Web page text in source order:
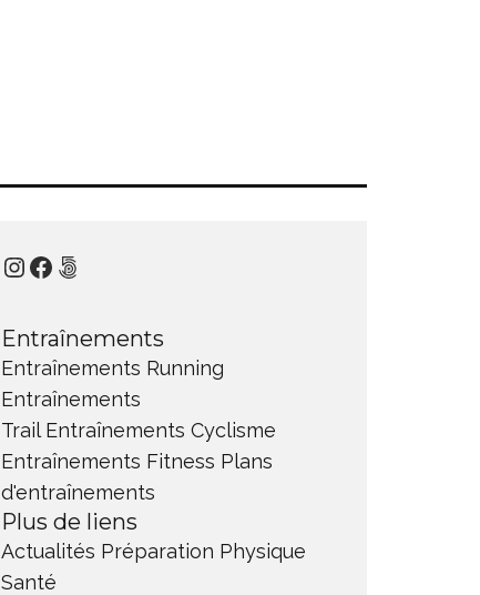
Instagram
Facebook
500px
Entraînements
Entraînements Running
Entraînements
Trail Entraînements Cyclisme
Entraînements Fitness Plans
d'entraînements
Plus de liens
Actualités Préparation Physique
Santé